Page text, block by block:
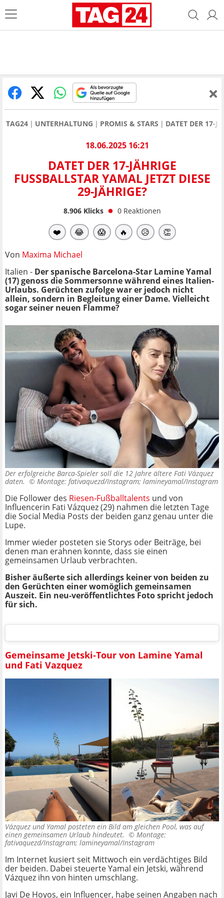
TAG24 UNTERHALTUNG PROMIS & STARS DATET DER 17-
18.06.2025 16:21
DATET DER 17-JÄHRIGE
FUSSBALLSTAR YAMAL JETZT DIESE 2
9-JÄHRIGE?
8.906Klicks 0 Reaktionen
❤️ 😂 😱 🔥 😥 👏
Von Maxima Michael
Italien - Der spanische Barcelona-Star Lamine Yamal
(17) genoss die Sommersonne während eines Italien-
Urlaubs. Gerüchten zufolge war er jedoch nicht
allein, sondern in Begleitung einer Dame. Vielleicht
sogar seiner neuen Flamme?
Der erfolgreiche Barca-Spieler soll die 12 Jahre ältere Fati Vázquez
daten. © Montage: fativaquezd/Instagram; lamineyamal/Instagram
Die Follower des Riesen-Fußballtalents und von
Influencerin Fati Vázquez (29) nahmen die letzten Tage
die Social Media Posts der beiden ganz genau unter die
Lupe.
Immer wieder posteten sie Storys oder Beiträge, bei
denen man erahnen konnte, dass sie einen
gemeinsamen Urlaub verbrachten.
Bisher äußerte sich allerdings keiner von beiden zu
den Gerüchten einer womöglich gemeinsamen
Auszeit. Ein neu-veröffentlichtes Foto spricht jedoch
für sich.
Gemeinsame Jetski-Tour von Lamine Yamal
und Fati Vazquez
Vázquez und Yamal posteten ein Bild am gleichen Pool, was auf
einen gemeinsamen Urlaub hindeutet. © Montage:
fativaquezd/Instagram; lamineyamal/Instagram
Im Internet kusiert seit Mittwoch ein verdächtiges Bild
der beiden. Dabei steuerte Yamal ein Jetski, während
Vázquez ihn von hinten umschlang.
Javi De Hoyos, ein Influencer, habe seinen Angaben nach